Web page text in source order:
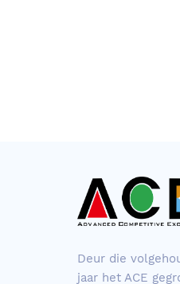
Deur die
jaar het ACE